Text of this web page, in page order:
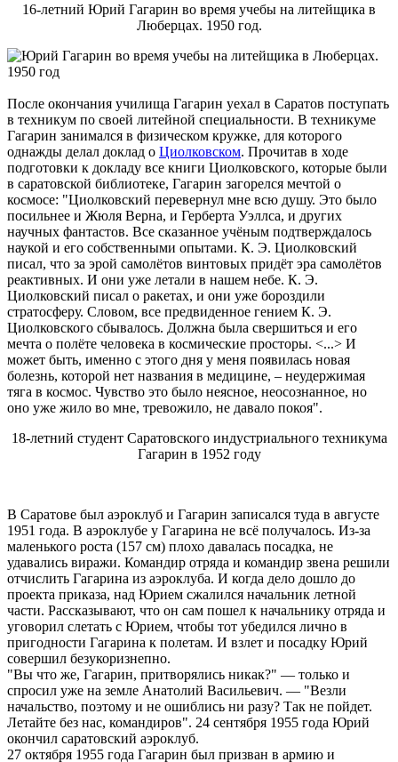
16-летний Юрий Гагарин во время учебы на литейщика в
Люберцах. 1950 год.
После окончания училища Гагарин уехал в Саратов поступать
в техникум по своей литейной специальности. В техникуме
Гагарин занимался в физическом кружке, для которого
однажды делал доклад о Циолковском. Прочитав в ходе
подготовки к докладу все книги Циолковского, которые были
в саратовской библиотеке, Гагарин загорелся мечтой о
космосе: "Циолковский перевернул мне всю душу. Это было
посильнее и Жюля Верна, и Герберта Уэллса, и других
научных фантастов. Все сказанное учёным подтверждалось
наукой и его собственными опытами. К. Э. Циолковский
писал, что за эрой самолётов винтовых придёт эра самолётов
реактивных. И они уже летали в нашем небе. К. Э.
Циолковский писал о ракетах, и они уже бороздили
стратосферу. Словом, все предвиденное гением К. Э.
Циолковского сбывалось. Должна была свершиться и его
мечта о полёте человека в космические просторы. <...> И
может быть, именно с этого дня у меня появилась новая
болезнь, которой нет названия в медицине, – неудержимая
тяга в космос. Чувство это было неясное, неосознанное, но
оно уже жило во мне, тревожило, не давало покоя".
18-летний студент Саратовского индустриального техникума
Гагарин в 1952 году
В Саратове был аэроклуб и Гагарин записался туда в августе
1951 года. В аэроклубе у Гагарина не всё получалось. Из-за
маленького роста (157 см) плохо давалась посадка, не
удавались виражи. Командир отряда и командир звена решили
отчислить Гагарина из аэроклуба. И когда дело дошло до
проекта приказа, над Юрием сжалился начальник летной
части. Рассказывают, что он сам пошел к начальнику отряда и
уговорил слетать с Юрием, чтобы тот убедился лично в
пригодности Гагарина к полетам. И взлет и посадку Юрий
совершил безукоризнепно.
"Вы что же, Гагарин, притворялись никак?" — только и
спросил уже на земле Анатолий Васильевич. — "Везли
начальство, поэтому и не ошиблись ни разу? Так не пойдет.
Летайте без нас, командиров". 24 сентября 1955 года Юрий
окончил саратовский аэроклуб.
27 октября 1955 года Гагарин был призван в армию и